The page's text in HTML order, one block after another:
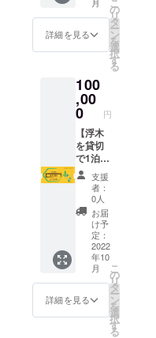
ますの
めのご
予約を
す。
予約時
にチ
ケット
お伝え
下さ
い。 ＊
日程は
ご相談
させて
下さ
い。 ＊
電話or
浮木
ホーム
ページ
からお
問い合
わせ頂
けま
す。
れるた
め、20
歳未満
を選択
できま
せん。
る権利
を提供
しま
す。 ・
予約受
2022年
10月16
日から
・有効
期限：
2023年
10月末
日まで
・時
間：
11:00 -
23:00
・日程
は応相
談 ＊宿
泊が必
要な場
合には
別途ご
相談下
・制作
期間：
約2ヶ
月-3ヶ
月 ・文
ザイン
など、
メール
にてご
相談さ
せて頂
きま
す。
詳細を見る
の
リ
タ
ー
ン
を
選
択
す
る
100
,00
0 円
【浮木
を貸切
で1泊宿
泊】 浮
木のス
タッフ
ルーム
以外自
由に
使って
頂ける1
泊貸切
で宿泊
をして
頂ける
チケッ
支援
者：
0人
お届
け予
定：
2022
年10
月
詳細を見る
こ
の
リ
タ
ー
ン
を
選
択
す
る